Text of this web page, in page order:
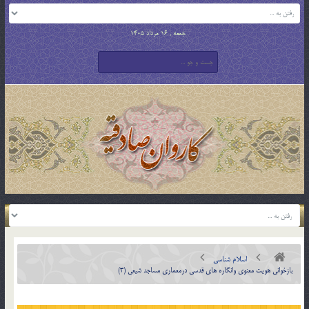
جمعه , 16 مرداد 1405
اسلام شناسی
بازخوانی هویت معنوی وانگاره های قدسی درمعماری مساجد شیعی (3)